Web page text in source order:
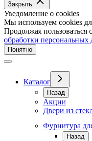
Закрыть
Уведомление о cookies
Мы используем cookies
Продолжая пользоваться
обработки персональных
Понятно
Каталог
Назад
Акции
Двери из
Фурнитура
Назад